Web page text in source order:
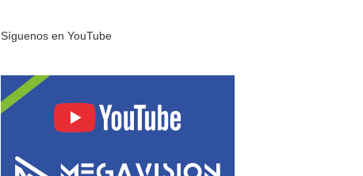
Síguenos en YouTube